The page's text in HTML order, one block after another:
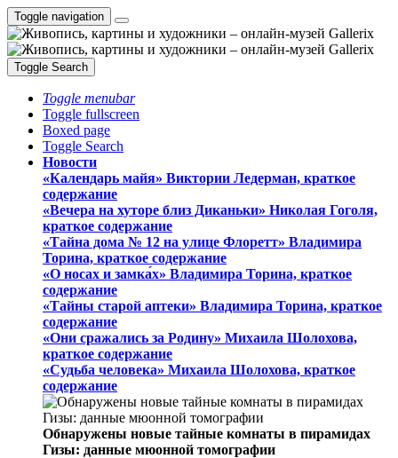
Toggle navigation
Toggle Search
Toggle menubar
Toggle fullscreen
Boxed page
Toggle Search
Новости
«Календарь майя» Виктории Ледерман, краткое
содержание
«Вечера на хуторе близ Диканьки» Николая Гоголя,
краткое содержание
«Тайна дома № 12 на улице Флоретт» Владимира
Торина, краткое содержание
«О носах и замка́х» Владимира Торина, краткое
содержание
«Тайны старой аптеки» Владимира Торина, краткое
содержание
«Они сражались за Родину» Михаила Шолохова,
краткое содержание
«Судьба человека» Михаила Шолохова, краткое
содержание
Обнаружены новые тайные комнаты в пирамидах
Гизы: данные мюонной томографии